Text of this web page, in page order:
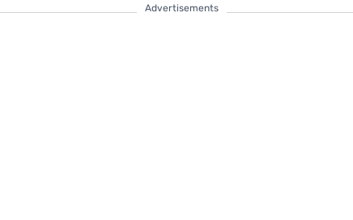
Advertisements